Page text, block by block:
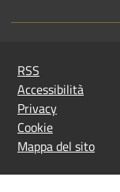
RSS
Accessibilità
Privacy
Cookie
Mappa del sito